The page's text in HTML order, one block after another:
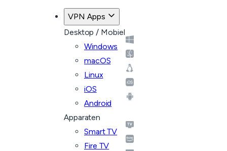
VPN Apps
Desktop / Mobiel
Windows
macOS
Linux
iOS
Android
Apparaten
Smart TV
Fire TV